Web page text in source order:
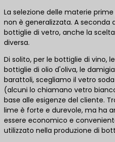
La selezione delle materie
non è generalizzata. A seconda
bottiglie di vetro, anche la
diversa.
Di solito, per le bottiglie di vino,
bottiglie di olio d'oliva, le
barattoli, scegliamo il vetro
(alcuni lo chiamano vetro
base alle esigenze del cliente.
lime è forte e durevole, ma ha
essere economico e
utilizzato nella produzione di